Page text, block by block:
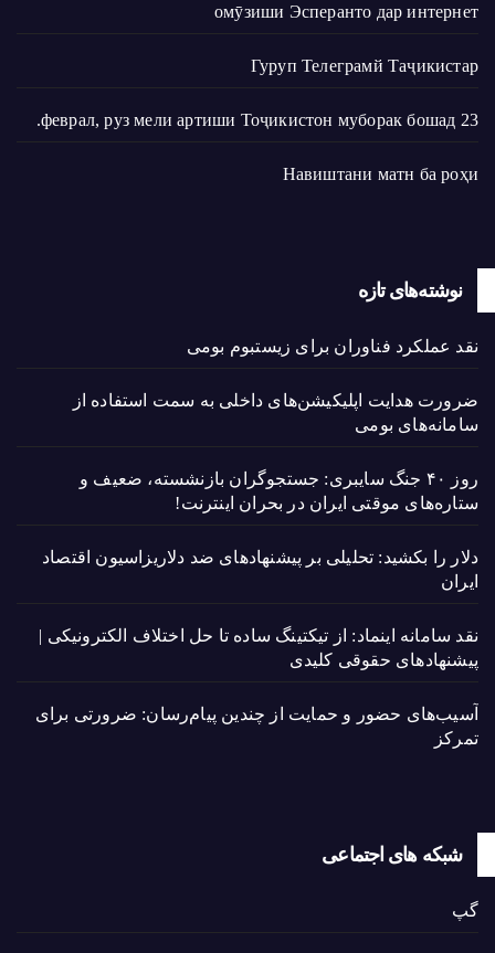
омӯзиши Эсперанто дар интернет
Гуруп Телеграмй Таҷикистар
23 феврал, руз мели артиши Тоҷикистон муборак бошад.
Навиштани матн ба роҳи
نوشته‌های تازه
نقد عملکرد فناوران برای زیستبوم بومی
ضرورت هدایت اپلیکیشن‌های داخلی به سمت استفاده از
سامانه‌های بومی
روز ۴۰ جنگ سایبری: جستجوگران بازنشسته، ضعیف و
ستاره‌های موقتی ایران در بحران اینترنت!
دلار را بکشید: تحلیلی بر پیشنهادهای ضد دلاریزاسیون اقتصاد
ایران
نقد سامانه اینماد: از تیکتینگ ساده تا حل اختلاف الکترونیکی |
پیشنهادهای حقوقی کلیدی
آسیب‌های حضور و حمایت از چندین پیام‌رسان: ضرورتی برای
تمرکز
شبکه های اجتماعی
گپ